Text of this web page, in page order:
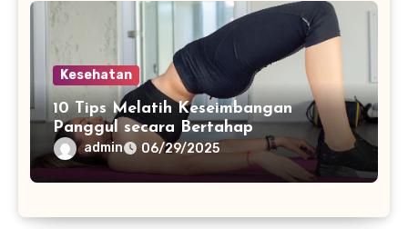
Kesehatan
10 Tips Melatih Keseimbangan
Panggul secara Bertahap
admin 06/29/2025